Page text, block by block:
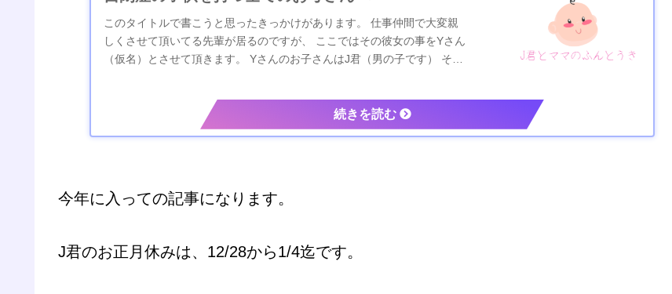
このタイトルで書こうと思ったきっかけがあります。 仕事仲間で大変親
しくさせて頂いてる先輩が居るのですが、 ここではその彼女の事をYさん
（仮名）とさせて頂きます。 Yさんのお子さんはJ君（男の子です） その
今年に入っての記事になります。
J君のお正月休みは、12/28から1/4迄です。